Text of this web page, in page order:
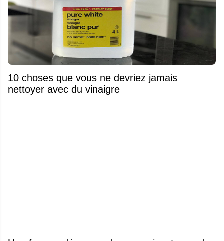
10 choses que vous ne devriez jamais
nettoyer avec du vinaigre